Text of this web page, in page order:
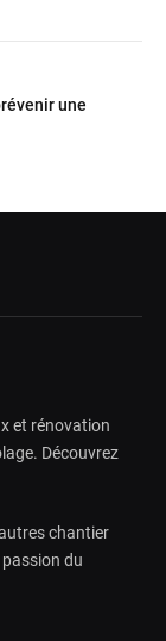
une
et rénovation
Découvrez
chantier
du